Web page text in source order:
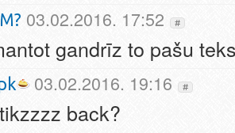
03.02.2016. 17:52 #
gandrīz to pašu
03.02.2016. 19:16 #
back?